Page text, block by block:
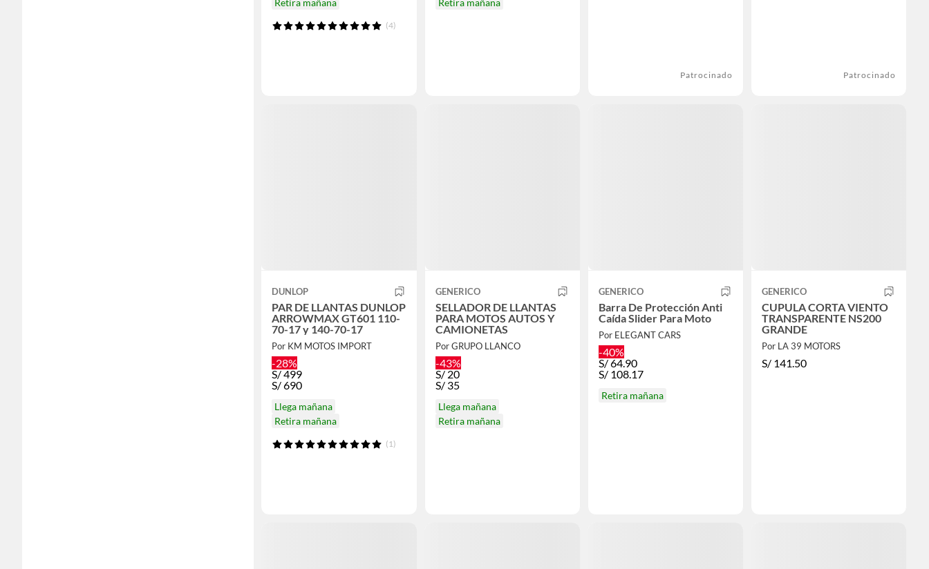
Retira mañana
(4)
Retira mañana
Patrocinado Patrocinado
DUNLOP
PAR DE LLANTAS DUNLOP
ARROWMAX GT601 110-
70-17 y 140-70-17
Por KM MOTOS IMPORT
-28%
S/499
S/690
Llega mañana
Retira mañana
(1)
GENERICO
SELLADOR DE LLANTAS
PARA MOTOS AUTOS Y
CAMIONETAS
Por GRUPO LLANCO
-43%
S/ 20
S/ 35
Llega mañana
Retira mañana
GENERICO
Barra De Protección Anti
Caída Slider Para Moto
Por ELEGANT CARS
-40%
S/64.90
S/ 108.17
Retira mañana
GENERICO
CUPULA CORTA VIENTO
TRANSPARENTE NS200
GRANDE
Por LA 39 MOTORS
S/ 141.50